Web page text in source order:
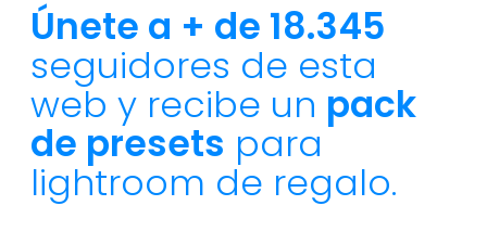
Únete a + de 18.345
seguidores de esta
web y recibe un pack
de presets para
lightroom de regalo.